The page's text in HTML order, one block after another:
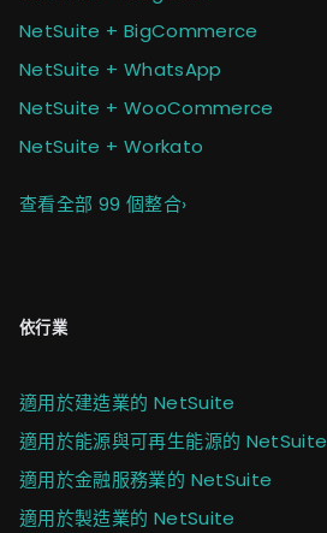
NetSuite + BigCommerce
NetSuite + WhatsApp
NetSuite + WooCommerce
NetSuite + Workato
查看全部 99 個整合›
依行業
適用於建造業的 NetSuite
適用於能源與可再生能源的 NetSuite
適用於金融服務業的 NetSuite
適用於製造業的 NetSuite